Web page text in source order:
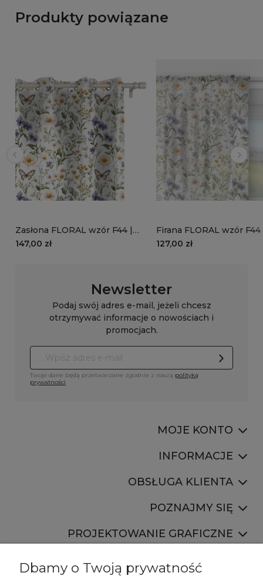
Produkty powiązane
Zasłona FLORAL wzór F44 |
kwiatki i motyle
147,00 zł
Firana FLORAL wzór F44
kwiatki i motyle
127,00 zł
Newsletter
Podaj swój adres e-mail, jeżeli chcesz
otrzymywać informacje o nowościach i
promocjach.
Twoje dane będą przetwarzane zgodnie z naszą polityką
prywatności
MOJE KONTO
INFORMACJE
OBSŁUGA KLIENTA
POZNAJMY SIĘ
PROJEKTOWANIE GRAFICZNE
Dbamy o Twoją prywatność